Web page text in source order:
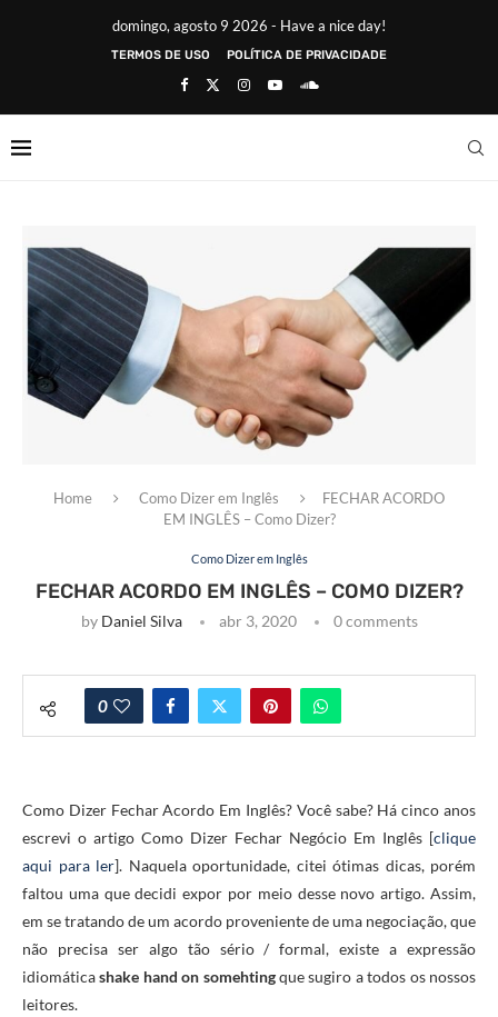
domingo, agosto 9 2026 - Have a nice day!
TERMOS DE USO POLÍTICA DE PRIVACIDADE
Home Como Dizer em Inglês
FECHAR ACORDO
EM INGLÊS – Como Dizer?
Como Dizer em Inglês
FECHAR ACORDO EM INGLÊS – COMO DIZER?
by Daniel Silva abr 3, 2020 0 comments
0
Como Dizer Fechar Acordo Em Inglês? Você sabe? Há cinco anos
escrevi o artigo Como Dizer Fechar Negócio Em Inglês [clique
aqui para ler]. Naquela oportunidade, citei ótimas dicas, porém
faltou uma que decidi expor por meio desse novo artigo. Assim,
em se tratando de um acordo proveniente de uma negociação, que
não precisa ser algo tão sério / formal, existe a expressão
idiomáticashake hand on somehtingque sugiro a todos os nossos
leitores.